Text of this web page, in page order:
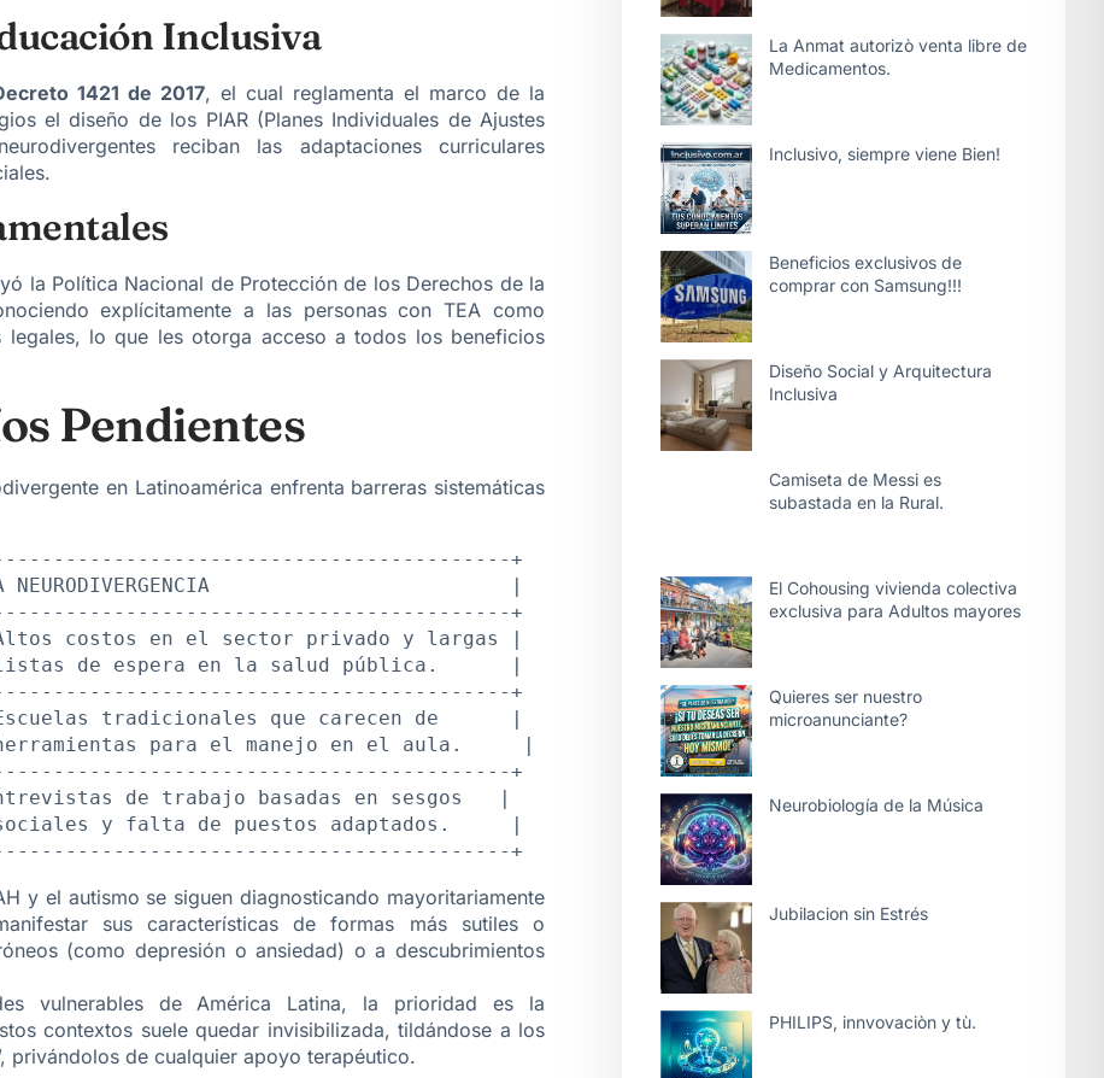
Inclusiva
1421 de 2017, el cual reglamenta el marco de la
el diseño de los PIAR (Planes Individuales de Ajustes
reciban las adaptaciones curriculares
la Política Nacional de Protección de los Derechos de la
explícitamente a las personas con TEA como
lo que les otorga acceso a todos los beneficios
Pendientes
en Latinoamérica enfrenta barreras sistemáticas
+
|
+
costos en el sector privado y largas |
espera en la salud pública.      |
+
tradicionales que carecen de      |
para el manejo en el aula.     |
+
de trabajo basadas en sesgos   |
y falta de puestos adaptados.     |
y el autismo se siguen diagnosticando mayoritariamente
sus características de formas más sutiles o
(como depresión o ansiedad) o a descubrimientos
vulnerables de América Latina, la prioridad es la
contextos suele quedar invisibilizada, tildándose a los
privándolos de cualquier apoyo terapéutico.
La Anmat autorizò venta libre de
Medicamentos.
Inclusivo, siempre viene Bien!
Beneficios exclusivos de
comprar con Samsung!!!
Diseño Social y Arquitectura
Inclusiva
Camiseta de Messi es
subastada en la Rural.
El Cohousing vivienda colectiva
exclusiva para Adultos mayores
Quieres ser nuestro
microanunciante?
Neurobiología de la Música
Jubilacion sin Estrés
PHILIPS, innvovaciòn y tù.